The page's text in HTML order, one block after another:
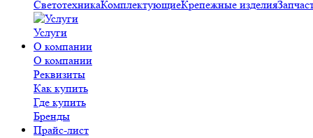
СветотехникаКомплектующиеКрепежные изделия
Услуги
О компании
О компании
Реквизиты
Как купить
Где купить
Бренды
Прайс-лист